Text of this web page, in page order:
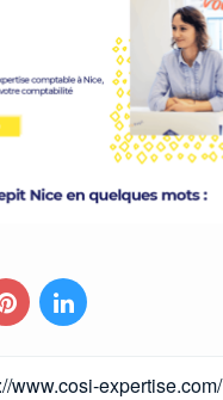
www.cosi-expertise.com/